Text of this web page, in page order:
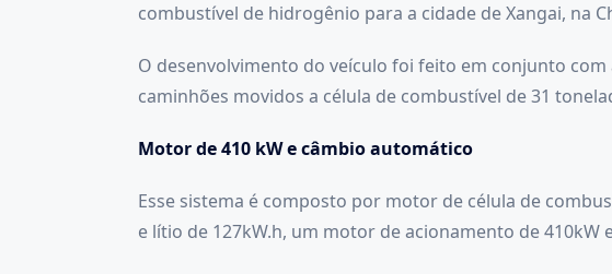
combustível de hidrogênio para a cidade de Xangai, na
O desenvolvimento do veículo foi feito em conjunto
caminhões movidos a célula de combustível de 31
Motor de 410 kW e câmbio automático
Esse sistema é composto por motor de célula de
e lítio de 127kW.h, um motor de acionamento de